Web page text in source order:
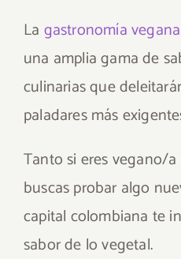
La gastronomía vegana
una amplia gama de
culinarias que
paladares más
Tanto si eres vegano/
buscas probar algo
capital colombiana te
sabor de lo vegetal.